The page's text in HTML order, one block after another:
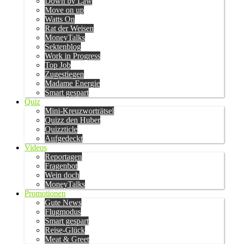
Move on up
Watts On
Rat der Weisen
MoneyTalks
Sektenblog
Work in Progress
Top Job
Zugestiegen
Madame Energie
Smart gespart
Quiz
Mini-Kreuzworträtsel
Quizz den Huber
Quizzticle
Aufgedeckt
Videos
Reportagen
Fragenbot
Wein doch
MoneyTalks
Promotionen
Gute News
Flugmodus
Smart gespart
Reise-Glück
Meat & Greet